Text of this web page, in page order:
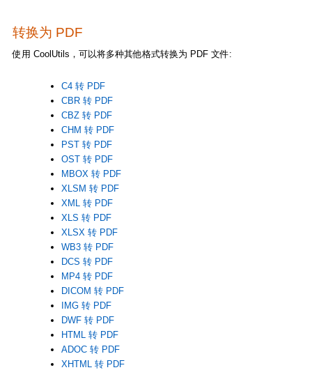
转换为 PDF
使用 CoolUtils，可以将多种其他格式转换为 PDF 文件:
C4 转 PDF
CBR 转 PDF
CBZ 转 PDF
CHM 转 PDF
PST 转 PDF
OST 转 PDF
MBOX 转 PDF
XLSM 转 PDF
XML 转 PDF
XLS 转 PDF
XLSX 转 PDF
WB3 转 PDF
DCS 转 PDF
MP4 转 PDF
DICOM 转 PDF
IMG 转 PDF
DWF 转 PDF
HTML 转 PDF
ADOC 转 PDF
XHTML 转 PDF